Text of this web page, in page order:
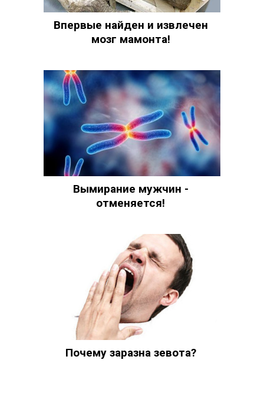
Впервые найден и извлечен
мозг мамонта!
Вымирание мужчин -
отменяется!
Почему заразна зевота?